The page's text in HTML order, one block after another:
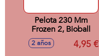
Pelota 230 Mm
Frozen 2, Bioball
2 años 4,95 €